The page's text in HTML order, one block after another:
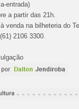
entrada)
a partir das 21h.
venda na bilheteria do
2106 3300.